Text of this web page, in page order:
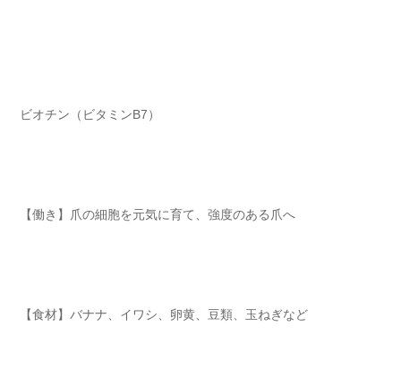
ビオチン（ビタミンB7）
【働き】爪の細胞を元気に育て、強度のある爪へ
【食材】バナナ、イワシ、卵黄、豆類、玉ねぎなど